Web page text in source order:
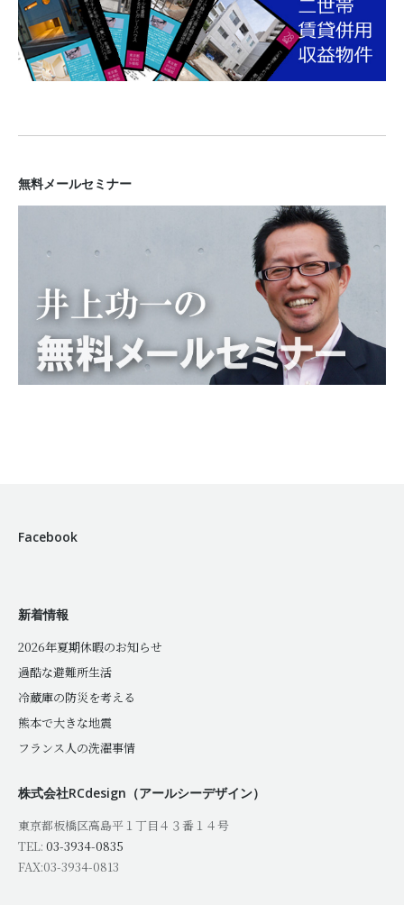
無料メールセミナー
Facebook
新着情報
2026年夏期休暇のお知らせ
過酷な避難所生活
冷蔵庫の防災を考える
熊本で大きな地震
フランス人の洗濯事情
株式会社RCdesign（アールシーデザイン）
東京都板橋区高島平１丁目４３番１４号
TEL: 03-3934-0835
FAX:03-3934-0813